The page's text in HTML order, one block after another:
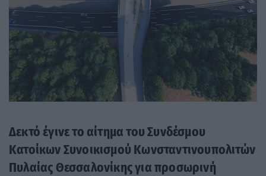
Δεκτό έγινε το αίτημα του Συνδέσμου
Κατοίκων Συνοικισμού Κωνσταντινουπολιτών
Πυλαίας Θεσσαλονίκης για προσωρινή